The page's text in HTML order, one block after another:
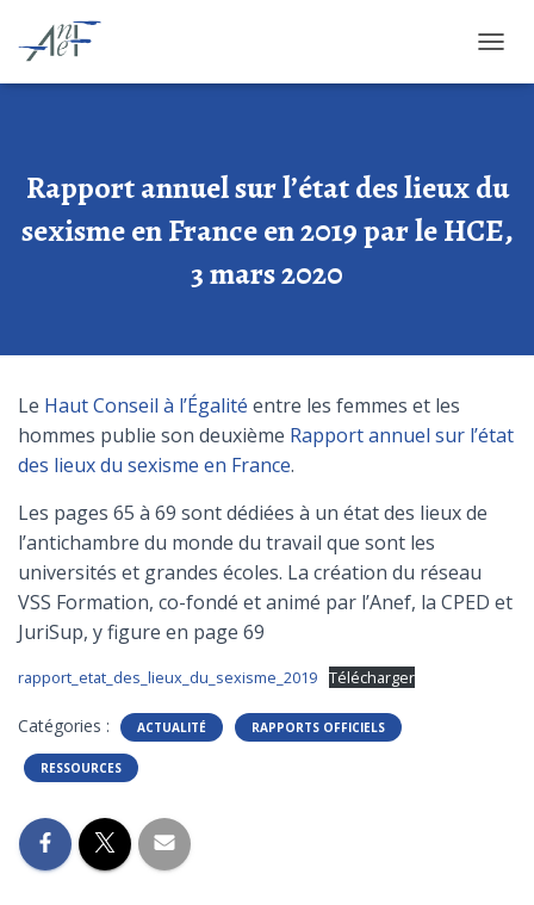
Rapport annuel sur l’état des lieux du
sexisme en France en 2019 par le HCE,
3 mars 2020
Le Haut Conseil à l’Égalité entre les femmes et les
hommes publie son deuxième Rapport annuel sur l’état
des lieux du sexisme en France.
Les pages 65 à 69 sont dédiées à un état des lieux de
l’antichambre du monde du travail que sont les
universités et grandes écoles. La création du réseau
VSS Formation, co-fondé et animé par l’Anef, la CPED et
JuriSup, y figure en page 69
rapport_etat_des_lieux_du_sexisme_2019 Télécharger
Catégories : ACTUALITÉ RAPPORTS OFFICIELS
RESSOURCES